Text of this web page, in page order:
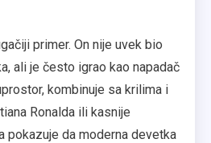
primer. On nije uvek bio
ali je često igrao kao napadač
kombinuje sa krilima i
Ronalda ili kasnije
pokazuje da moderna devetka